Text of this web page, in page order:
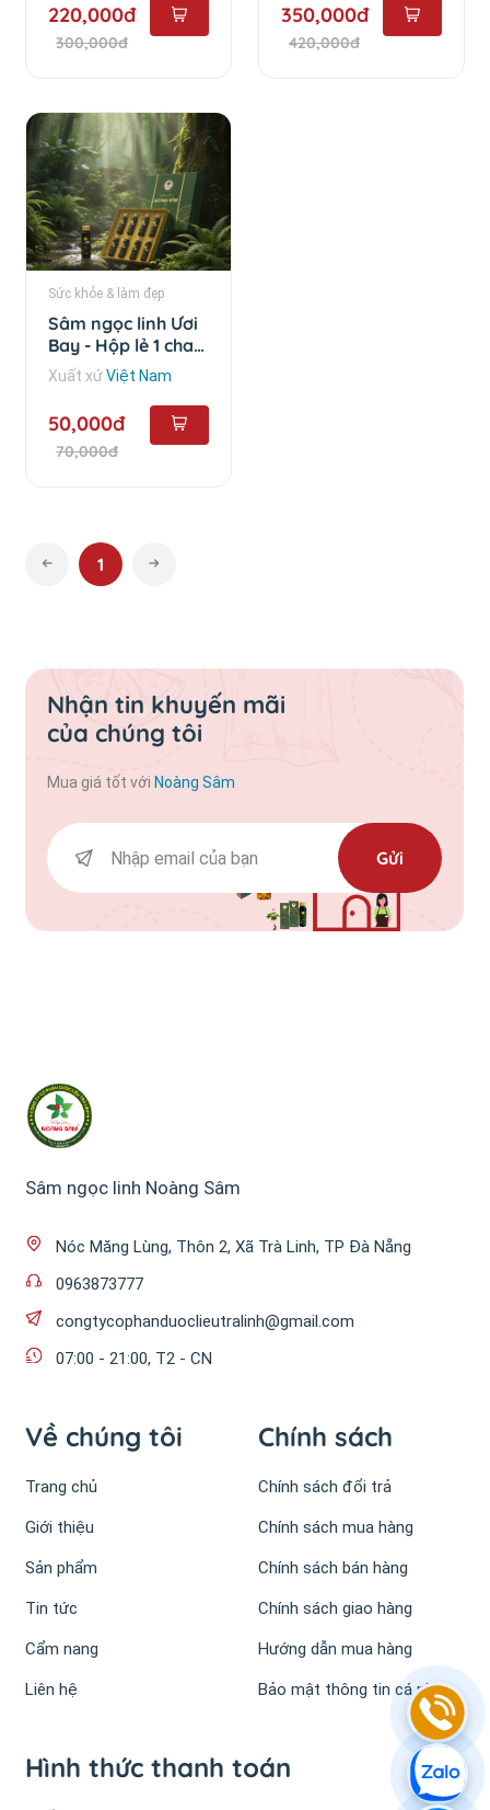
220,000đ
300,000đ
350,000đ
420,000đ
Sức khỏe & làm đẹp
Sâm ngọc linh Ươi
Bay - Hộp lẻ 1 chai
(50ml)
Xuất xứViệt Nam
50,000đ
70,000đ
1
Nhận tin khuyến mãi
của chúng tôi
Mua giá tốt với Noàng Sâm
Gửi
Sâm ngọc linh Noàng Sâm
Nóc Măng Lùng, Thôn 2, Xã Trà Linh, TP Đà Nẵng
0963873777
congtycophanduoclieutralinh@gmail.com
07:00 - 21:00, T2 - CN
Về chúng tôi
Trang chủ
Giới thiệu
Sản phẩm
Tin tức
Cẩm nang
Liên hệ
Chính sách
Chính sách đổi trả
Chính sách mua hàng
Chính sách bán hàng
Chính sách giao hàng
Hướng dẫn mua hàng
Bảo mật thông tin cá nhân
Hình thức thanh toán